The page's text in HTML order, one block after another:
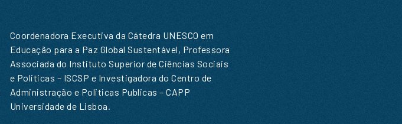
Coordenadora Executiva da Cátedra UNESCO em
Educação para a Paz Global Sustentável, Professora
Associada do Instituto Superior de Ciências Sociais
e Politicas – ISCSP e Investigadora do Centro de
Administração e Politicas Publicas – CAPP
Universidade de Lisboa.